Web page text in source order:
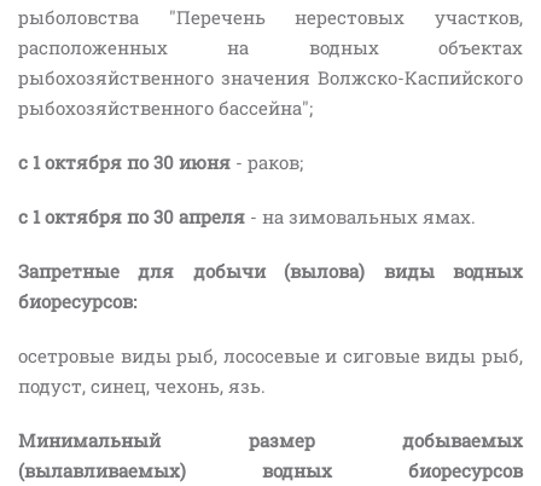
рыболовства "Перечень нерестовых участков,
расположенных на водных объектах
рыбохозяйственного значения Волжско-Каспийского
рыбохозяйственного бассейна";
с 1 октября по 30 июня - раков;
с 1 октября по 30 апреля - на зимовальных ямах.
Запретные для добычи (вылова) виды водных
биоресурсов:
осетровые виды рыб, лососевые и сиговые виды рыб,
подуст, синец, чехонь, язь.
Минимальный размер добываемых
(вылавливаемых) водных биоресурсов